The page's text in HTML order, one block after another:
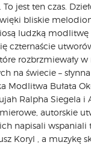
To jest ten czas.
bliskie
ludzką modlitwę
czternaście
rozbrzmiewały
na świecie –
Modlitwa Bułata
Ralpha Siegela i
autorskie
napisali wspaniali
Koryl , a muzykę